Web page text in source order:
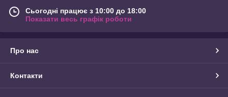
Сьогодні працює з 10:00 до 18:00
Показати весь графік роботи
Про нас
Контакти